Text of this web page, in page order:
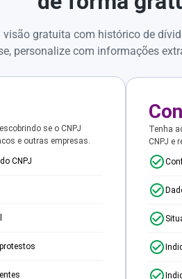
visão gratuita com histórico de
personalize com informações
se o CNPJ
e outras empresas.
CNPJ
Tenha
CNPJ e